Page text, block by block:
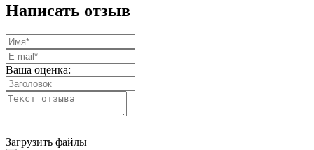
Написать отзыв
Ваша оценка:
Загрузить файлы